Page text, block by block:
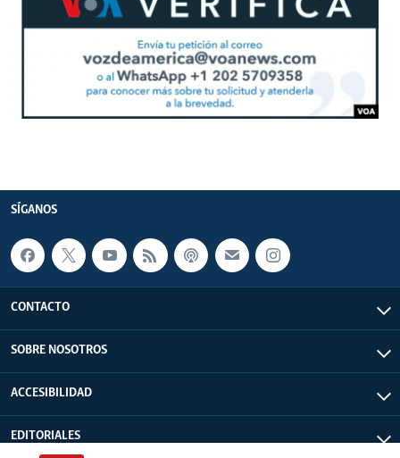
SÍGANOS
CONTACTO
SOBRE NOSOTROS
ACCESIBILIDAD
EDITORIALES